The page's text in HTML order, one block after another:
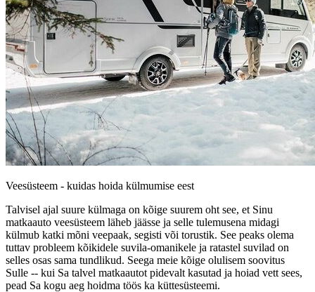
Veesüsteem - kuidas hoida külmumise eest
Talvisel ajal suure külmaga on kõige suurem oht see, et Sinu
matkaauto veesüsteem läheb jäässe ja selle tulemusena midagi
külmub katki mõni veepaak, segisti või torustik. See peaks olema
tuttav probleem kõikidele suvila-omanikele ja ratastel suvilad on
selles osas sama tundlikud. Seega meie kõige olulisem soovitus
Sulle -- kui Sa talvel matkaautot pidevalt kasutad ja hoiad vett sees,
pead Sa kogu aeg hoidma töös ka küttesüsteemi.